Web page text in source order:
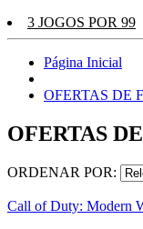
3 JOGOS POR 99
Página Inicial
OFERTAS DE
OFERTAS
ORDENAR POR:
Call of Duty: Modern